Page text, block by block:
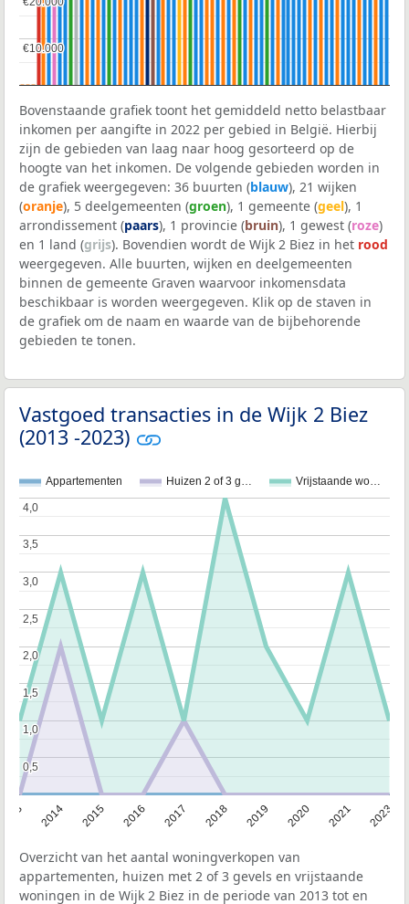
€10.000
€10.000
Bovenstaande grafiek toont het gemiddeld netto belastbaar
inkomen per aangifte in 2022 per gebied in België. Hierbij
zijn de gebieden van laag naar hoog gesorteerd op de
hoogte van het inkomen. De volgende gebieden worden in
de grafiek weergegeven: 36 buurten (blauw), 21 wijken
(oranje), 5 deelgemeenten (groen), 1 gemeente (geel), 1
arrondissement (paars), 1 provincie (bruin), 1 gewest (roze)
en 1 land (grijs). Bovendien wordt de Wijk 2 Biez in het rood
weergegeven. Alle buurten, wijken en deelgemeenten
binnen de gemeente Graven waarvoor inkomensdata
beschikbaar is worden weergegeven. Klik op de staven in
de grafiek om de naam en waarde van de bijbehorende
gebieden te tonen.
Vastgoed transacties in de Wijk 2 Biez
(2013 -2023)
Appartementen Huizen 2 of 3 g… Vrijstaande wo…
2014 2015 2016 2017 2018 2019 2020 2021 2023
0,5
0,5
1,0
1,0
1,5
1,5
2,0
2,0
2,5
2,5
3,0
3,0
3,5
3,5
4,0
4,0
Overzicht van het aantal woningverkopen van
appartementen, huizen met 2 of 3 gevels en vrijstaande
woningen in de Wijk 2 Biez in de periode van 2013 tot en